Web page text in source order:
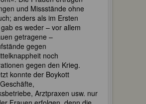
und Missstände ohne
anders als im Ersten
es weder – vor allem
getragene –
gegen
noch
gegen den Krieg.
konnte der Boykott
Arztpraxen usw. nur